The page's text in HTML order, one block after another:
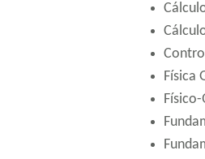
Física